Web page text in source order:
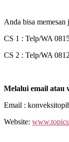
Anda bisa memesan
CS 1 : Telp/WA
CS 2 : Telp/WA
Melalui email atau
Email :
Website: